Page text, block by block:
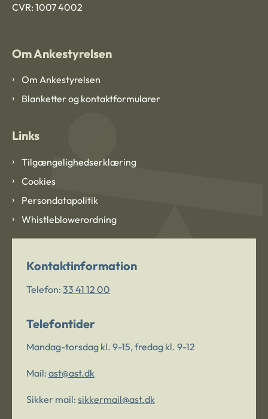
CVR: 1007 4002
Om Ankestyrelsen
Om Ankestyrelsen
Blanketter og kontaktformularer
Links
Tilgængelighedserklæring
Cookies
Persondatapolitik
Whistleblowerordning
Kontaktinformation
Telefon: 33 41 12 00
Telefontider
Mandag-torsdag kl. 9-15, fredag kl. 9-12
Mail: ast@ast.dk
Sikker mail: sikkermail@ast.dk